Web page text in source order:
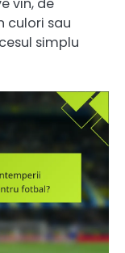
culori sau
simplu